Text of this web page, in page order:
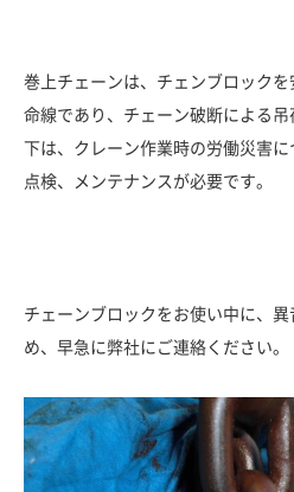
巻上チェーンは、チェンブロック
命線であり、チェーン破断による
下は、クレーン作業時の労働災害
点検、メンテナンスが必要です。
チェーンブロックをお使い中に、
め、早急に弊社にご連絡ください。